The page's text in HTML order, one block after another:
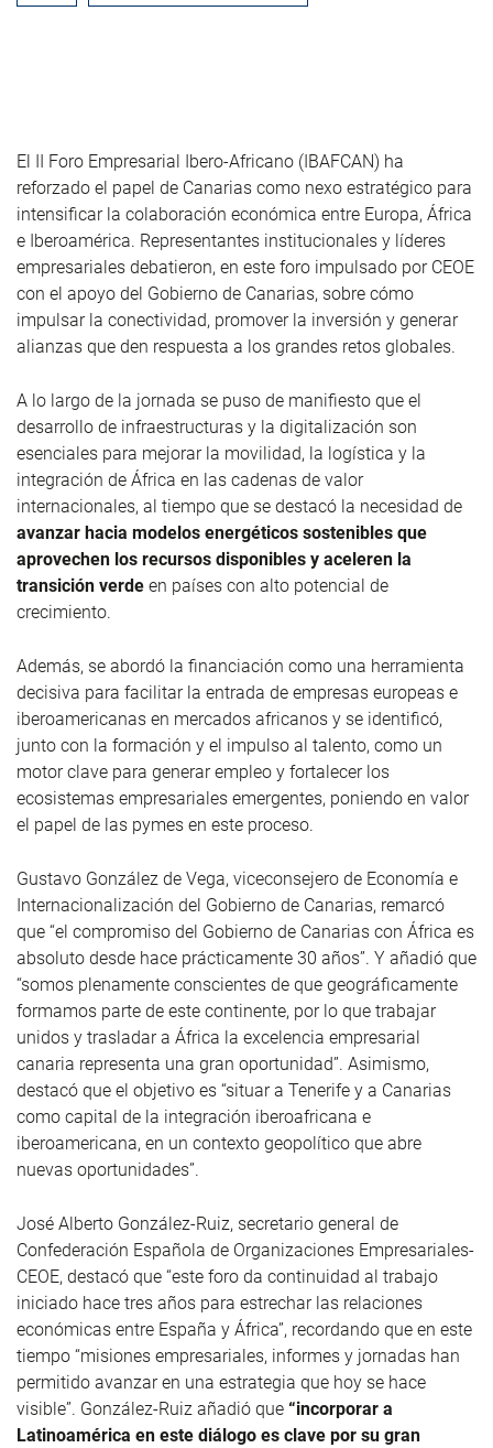
El II Foro Empresarial Ibero-Africano (IBAFCAN) ha
reforzado el papel de Canarias como nexo estratégico para
intensificar la colaboración económica entre Europa, África
e Iberoamérica. Representantes institucionales y líderes
empresariales debatieron, en este foro impulsado por CEOE
con el apoyo del Gobierno de Canarias, sobre cómo
impulsar la conectividad, promover la inversión y generar
alianzas que den respuesta a los grandes retos globales.
A lo largo de la jornada se puso de manifiesto que el
desarrollo de infraestructuras y la digitalización son
esenciales para mejorar la movilidad, la logística y la
integración de África en las cadenas de valor
internacionales, al tiempo que se destacó la necesidad de
avanzar hacia modelos energéticos sostenibles que
aprovechen los recursos disponibles y aceleren la
transición verde en países con alto potencial de
crecimiento.
Además, se abordó la financiación como una herramienta
decisiva para facilitar la entrada de empresas europeas e
iberoamericanas en mercados africanos y se identificó,
junto con la formación y el impulso al talento, como un
motor clave para generar empleo y fortalecer los
ecosistemas empresariales emergentes, poniendo en valor
el papel de las pymes en este proceso.
Gustavo González de Vega, viceconsejero de Economía e
Internacionalización del Gobierno de Canarias, remarcó
que “el compromiso del Gobierno de Canarias con África es
absoluto desde hace prácticamente 30 años”. Y añadió que
“somos plenamente conscientes de que geográficamente
formamos parte de este continente, por lo que trabajar
unidos y trasladar a África la excelencia empresarial
canaria representa una gran oportunidad”. Asimismo,
destacó que el objetivo es “situar a Tenerife y a Canarias
como capital de la integración iberoafricana e
iberoamericana, en un contexto geopolítico que abre
nuevas oportunidades”.
José Alberto González-Ruiz, secretario general de
Confederación Española de Organizaciones Empresariales-
CEOE, destacó que “este foro da continuidad al trabajo
iniciado hace tres años para estrechar las relaciones
económicas entre España y África”, recordando que en este
tiempo “misiones empresariales, informes y jornadas han
permitido avanzar en una estrategia que hoy se hace
visible”. González-Ruiz añadió que “incorporar a
Latinoamérica en este diálogo es clave por su gran